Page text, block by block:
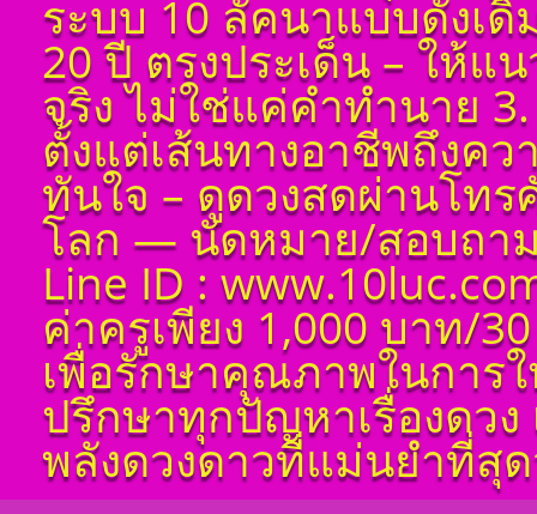
ออกมาเป็นจุดอ่อนจุด
แข็งแก้ไขข้อบกพร่อง
ในพื้นดวงชาตา
ตั้งชื่อมงคลคนเกิดวัน
ศุกร์ ตั้งชื่อดี เป็นมงคล
ชื่อมงคล ตั้งชื่อ เลข
ศาสตร์ มหาทักษา พลัง
ดาวพระเคราะห์ ตั้ง
ดวงถอดดาวด้วยโหรา
ศาตร์ ๑๐ ลัคนา ออกมา
เป็นจุดอ่อนจุดแข็ง
แก้ไขข้อบกพร่องในพื้น
ดวงชาตา
ตั้งชื่อมงคลคนเกิดวัน
เสาร์ ตั้งชื่อดี เป็นมงคล
ชื่อมงคล ตั้งชื่อ เลข
ศาสตร์ มหาทักษา พลัง
ดาวพระเคราะห์ ตั้ง
ดวงถอดดาวด้วยโหรา
ศาตร์ ๑๐ ลัคนา ออกมา
เป็นจุดอ่อนจุดแข็ง
แก้ไขข้อบกพร่องในพื้น
ระบบ 10 ลัคนาแบบดั้งเ
20 ปี ตรงประเด็น – ให้แ
จริง ไม่ใช่แค่คำทำนาย
ตั้งแต่เส้นทางอาชีพถึงค
ทันใจ – ดูดวงสดผ่านโท
โลก — นัดหมาย/สอบถา
Line ID :
ค่าครูเพียง 1,000 บาท/
เพื่อรักษาคุณภาพในการ
ปรึกษาทุกปัญหาเรื่องดว
พลังดวงดาวที่แม่นยำที่สุ